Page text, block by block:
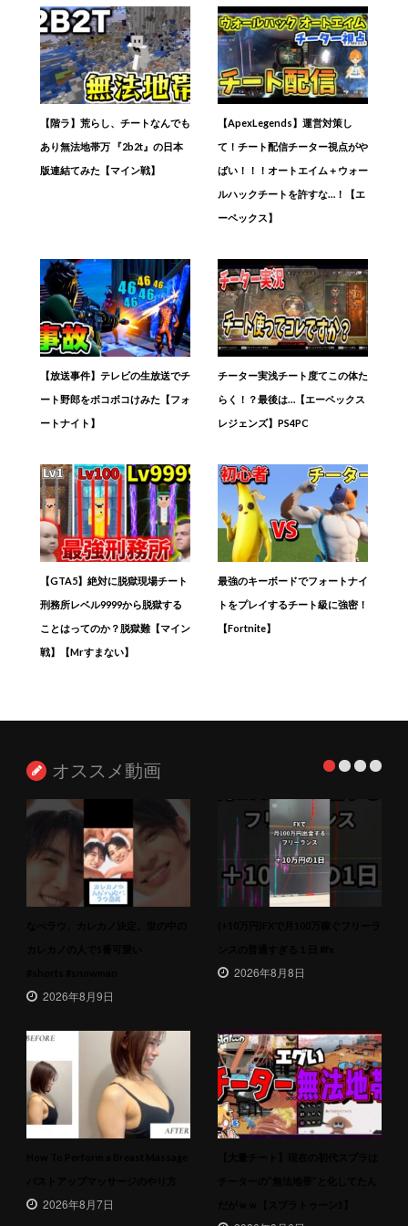
【階ラ】荒らし、チートなんでも
あり無法地帯万 『2b2t』の日本
版連結てみた【マイン戦】
【ApexLegends】運営対策し
て！チート配信チーター視点がや
ばい！！！オートエイム＋ウォー
ルハックチートを許すな…！【エ
ーペックス】
【放送事件】テレビの生放送でチ
ート野郎をボコボコけみた【フォ
ートナイト】
チーター実浅チート度てこの体た
らく！？最後は…【エーペックス
レジェンズ】PS4PC
【GTA5】絶対に脱獄現場チート
刑務所レベル9999から脱獄する
ことはってのか？脱獄難【マイン
戦】【Mrすまない】
最強のキーボードでフォートナイ
トをプレイするチート級に強密！
【Fortnite】
オススメ動画
2026年8月9日
2026年8月8日
2026年8月7日